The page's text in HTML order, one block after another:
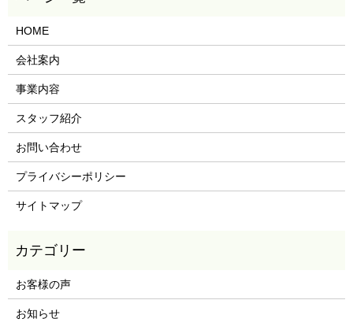
HOME
会社案内
事業内容
スタッフ紹介
お問い合わせ
プライバシーポリシー
サイトマップ
お客様の声
お知らせ